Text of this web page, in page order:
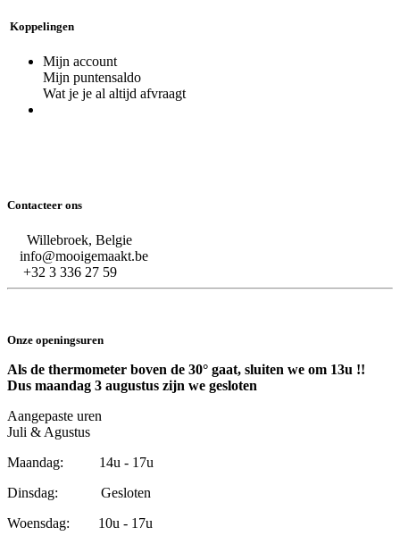
Koppelingen
Mijn account
Mijn puntensaldo
Wat je je al altijd afvraagt
Contacteer ons
Willebroek, Belgie
info@mooigemaakt.be
+32 3 336 27 59
Onze openingsuren
Als de thermometer boven de 30° gaat, sluiten we om 13u !!
Dus maandag 3 augustus zijn we gesloten
Aangepaste uren
Juli & Agustus
Maandag: 14u - 17u
Dinsdag: Gesloten
Woensdag: 10u - 17u